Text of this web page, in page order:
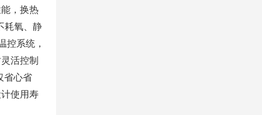
，换热
耗氧、静
控系统，
活控制
省心省
使用寿